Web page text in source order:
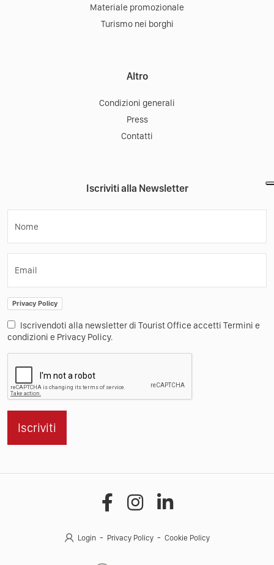
Materiale promozionale
Turismo nei borghi
Altro
Condizioni generali
Press
Contatti
Iscriviti alla Newsletter
Nome
Email
Privacy Policy
Iscrivendoti alla newsletter di Tourist Office accetti Termini e
condizioni e Privacy Policy.
Iscriviti
Login Privacy Policy Cookie Policy